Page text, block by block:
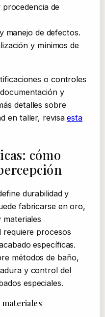
procedencia de
manejo de defectos.
y mínimos de
o controles
y
detalles sobre
en taller, revisaesta
cómo
durabilidad y
fabricarse en oro,
materiales
requiere procesos
específicas.
métodos de baño,
y control del
especiales.